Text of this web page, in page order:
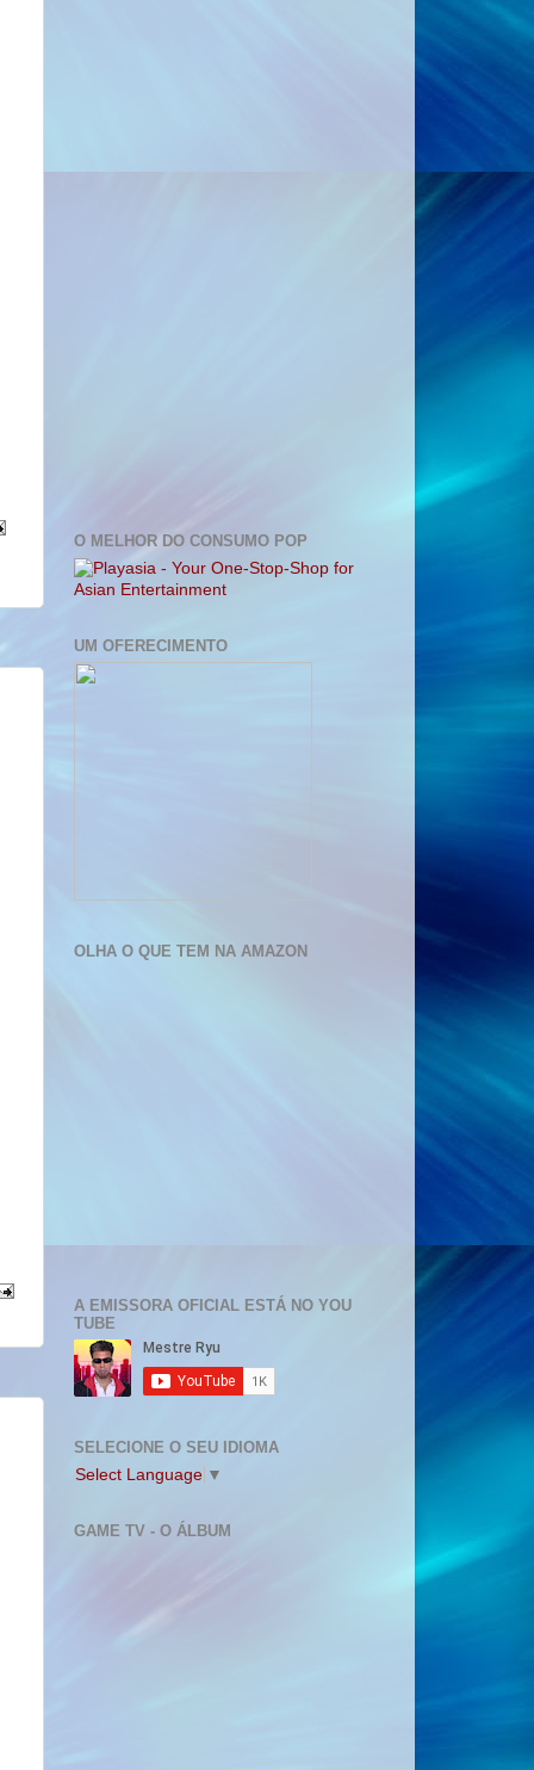
O MELHOR DO CONSUMO POP
UM OFERECIMENTO
OLHA O QUE TEM NA AMAZON
A EMISSORA OFICIAL ESTÁ NO YOU
TUBE
SELECIONE O SEU IDIOMA
Select Language ▼
GAME TV - O ÁLBUM